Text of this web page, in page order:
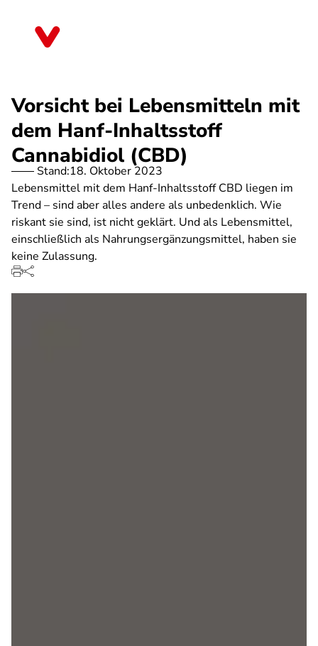
Vorsicht bei Lebensmitteln mit
dem Hanf-Inhaltsstoff
Cannabidiol (CBD)
Stand:18. Oktober 2023
Lebensmittel mit dem Hanf-Inhaltsstoff CBD liegen im
Trend – sind aber alles andere als unbedenklich. Wie
riskant sie sind, ist nicht geklärt. Und als Lebensmittel,
einschließlich als Nahrungsergänzungsmittel, haben sie
keine Zulassung.